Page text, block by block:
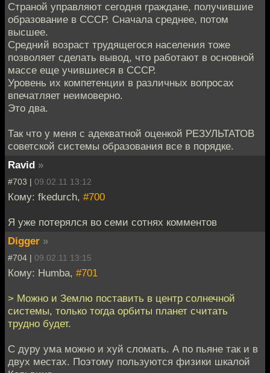
Страной управляют сегодня граждане, получившие
образование в СССР. Сначала среднее, потом
высшее.
Средний возраст трудящегося населения тоже
позволяет сделать вывод, что работают в основной
массе еще учившиеся в СССР.
Уровень их компетенции в различных вопросах
впечатляет неимоверно.
Это два.
Так что у меня с адекватной оценкой РЕЗУЛЬТАТОВ
советской системы образования все в порядке.
Ravid »
#703 | 09.02.11 13:12
Кому: fkedurch, #700
Я уже потерялся во семи сотнях комментов
Digger »
#704 | 09.02.11 13:15
Кому: Humba, #701
> Можно и Землю поставить в центр солнечной
системы, только тогда орбиты планет считать
трудно будет.
С дуру ума можно и хуй сломать. А по пьяне так и в
двух местах. Поэтому пользуются физики шкалой